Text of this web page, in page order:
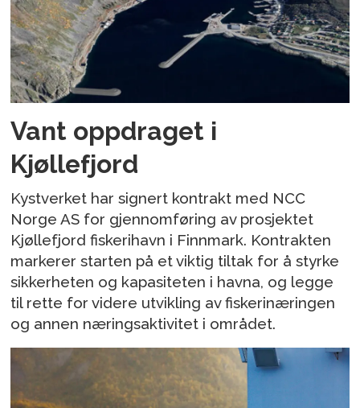
Vant oppdraget i
Kjøllefjord
Kystverket har signert kontrakt med NCC
Norge AS for gjennomføring av prosjektet
Kjøllefjord fiskerihavn i Finnmark. Kontrakten
markerer starten på et viktig tiltak for å styrke
sikkerheten og kapasiteten i havna, og legge
til rette for videre utvikling av fiskerinæringen
og annen næringsaktivitet i området.